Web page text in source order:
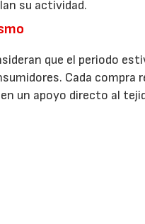
su actividad.
que el periodo
Cada compra
un apoyo directo al